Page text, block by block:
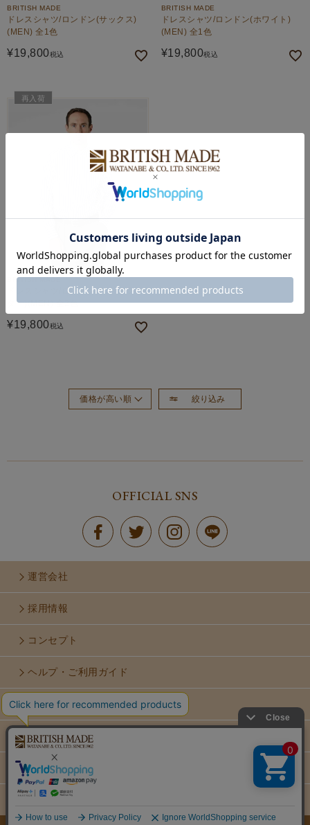
BRITISH MADE
ドレスシャツ/ロンドン(サックス)
(MEN) 全1色
¥19,800税込
BRITISH MADE
ドレスシャツ/ロンドン(ホワイト)
(MEN) 全1色
¥19,800税込
再入荷
BRITISH MADE
ドレスシャツ/ロンドン(タイプライ
ター)(MEN) 全2色
¥19,800税込
絞り込み
価格が高い順
OFFICIAL SNS
運営会社
採用情報
コンセプト
ヘルプ・ご利用ガイド
お問い合せ
利用規約
個人情報保護方針
特定商取引法に基づく表示